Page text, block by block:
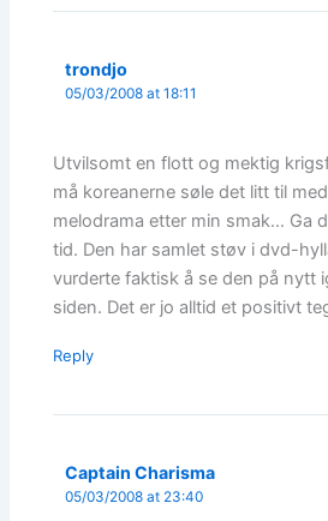
trondjo
05/03/2008 at 18:11
Utvilsomt en flott og mektig
må koreanerne søle det litt til
melodrama etter min smak… Ga
tid. Den har samlet støv i dvd-
vurderte faktisk å se den på nytt
siden. Det er jo alltid et positivt
Reply
Captain Charisma
05/03/2008 at 23:40